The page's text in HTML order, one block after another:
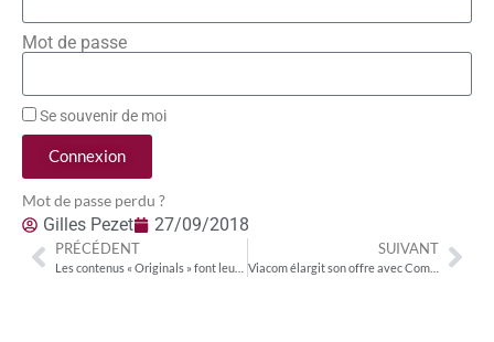
Mot de passe
Se souvenir de moi
Connexion
Mot de passe perdu ?
Gilles Pezet 27/09/2018
PRÉCÉDENT SUIVANT
Viacom élargit son offre avec Comedy Central